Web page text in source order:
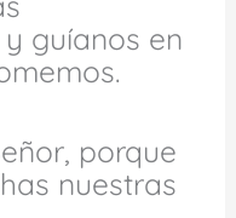
guíanos en
porque
nuestras